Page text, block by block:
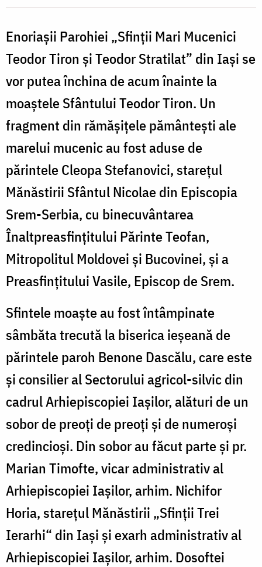
Enoriașii Parohiei „Sfinții Mari Mucenici
Teodor Tiron și Teodor Stratilat” din Iași se
vor putea închina de acum înainte la
moaștele Sfântului Teodor Tiron. Un
fragment din rămășițele pământești ale
marelui mucenic au fost aduse de
părintele Cleopa Stefanovici, starețul
Mănăstirii Sfântul Nicolae din Episcopia
Srem-Serbia, cu binecuvântarea
Înaltpreasfințitului Părinte Teofan,
Mitropolitul Moldovei și Bucovinei, și a
Preasfințitului Vasile, Episcop de Srem.
Sfintele moaște au fost întâmpinate
sâmbăta trecută la biserica ieșeană de
părintele paroh Benone Dascălu, care este
și consilier al Sectorului agricol-silvic din
cadrul Arhiepiscopiei Iașilor, alături de un
sobor de preoți de preoți și de numeroși
credincioși. Din sobor au făcut parte și pr.
Marian Timofte, vicar administrativ al
Arhiepiscopiei Iaşilor, arhim. Nichifor
Horia, stareţul Mănăstirii „Sfinţii Trei
Ierarhi“ din Iași și exarh administrativ al
Arhiepiscopiei Iașilor, arhim. Dosoftei